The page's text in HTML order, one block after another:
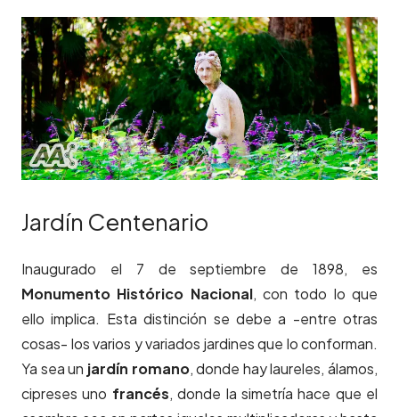
Jardín Centenario
Inaugurado el 7 de septiembre de 1898, es
Monumento Histórico Nacional, con todo lo que
ello implica. Esta distinción se debe a -entre otras
cosas- los varios y variados jardines que lo conforman.
Ya sea un jardín romano, donde hay laureles, álamos,
cipreses uno francés, donde la simetría hace que el